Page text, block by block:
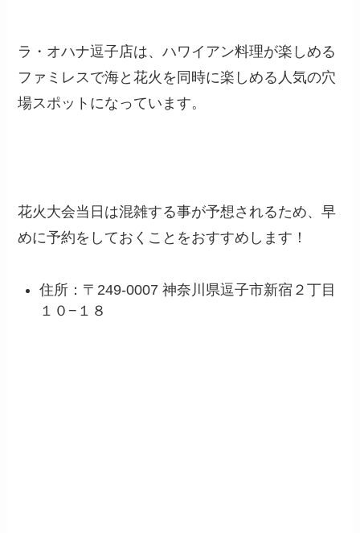
ラ・オハナ逗子店は、ハワイアン料理が楽しめる
ファミレスで海と花火を同時に楽しめる人気の穴
場スポットになっています。
花火大会当日は混雑する事が予想されるため、早
めに予約をしておくことをおすすめします！
住所：〒249-0007 神奈川県逗子市新宿２丁目
１０−１８